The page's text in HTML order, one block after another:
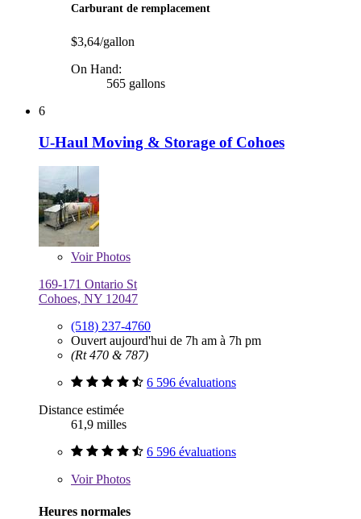
Carburant de remplacement
$3,64/gallon
On Hand:
565 gallons
6
U-Haul Moving & Storage of Cohoes
VoirPhotos
169-171 Ontario St
Cohoes, NY 12047
(518) 237-4760
Ouvert aujourd'hui de 7h am à 7h pm
(Rt 470 & 787)
6 596 évaluations
Distance estimée
61,9 milles
6 596 évaluations
VoirPhotos
Heures normales